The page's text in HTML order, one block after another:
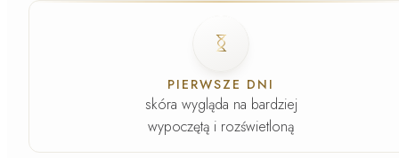
PIERWSZE DNI
skóra wygląda na bardziej
wypoczętą i rozświetloną